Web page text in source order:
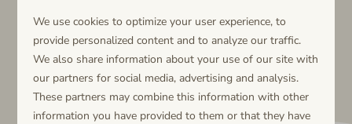
Bekijk ons aanbod
We use cookies to optimize your user experience, to
provide personalized content and to analyze our traffic.
We also share information about your use of our site with
our partners for social media, advertising and analysis.
These partners may combine this information with other
information you have provided to them or that they have